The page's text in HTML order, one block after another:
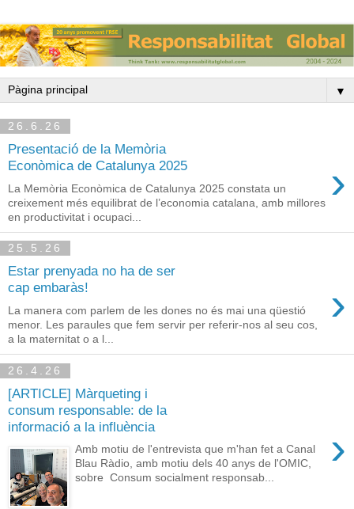
▼
26.6.26
Presentació de la Memòria
Econòmica de Catalunya 2025
›
La Memòria Econòmica de Catalunya 2025 constata un
creixement més equilibrat de l’economia catalana, amb millores
en productivitat i ocupaci...
25.5.26
Estar prenyada no ha de ser
cap embaràs!
›
La manera com parlem de les dones no és mai una qüestió
menor. Les paraules que fem servir per referir-nos al seu cos,
a la maternitat o a l...
26.4.26
[ARTICLE] Màrqueting i
consum responsable: de la
informació a la influència
›
Amb motiu de l'entrevista que m'han fet a Canal
Blau Ràdio, amb motiu dels 40 anys de l'OMIC,
sobre Consum socialment responsab...